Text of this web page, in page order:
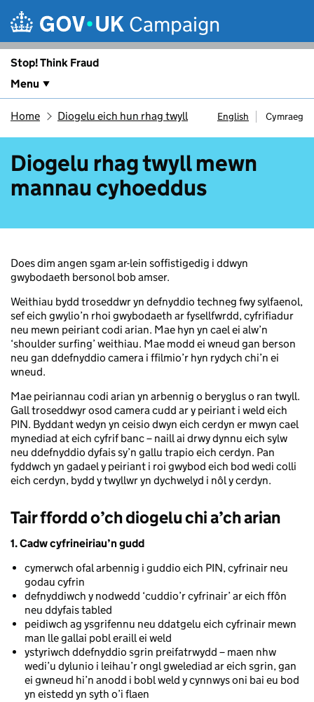
Campaign
Stop! Think Fraud
Menu
Home Diogelu eich hun rhag twyll English Cymraeg
Diogelu rhag twyll mewn
mannau cyhoeddus
Does dim angen sgam ar-lein soffistigedig i ddwyn
gwybodaeth bersonol bob amser.
Weithiau bydd troseddwr yn defnyddio techneg fwy sylfaenol,
sef eich gwylio’n rhoi gwybodaeth ar fysellfwrdd, cyfrifiadur
neu mewn peiriant codi arian. Mae hyn yn cael ei alw’n
‘shoulder surfing’ weithiau. Mae modd ei wneud gan berson
neu gan ddefnyddio camera i ffilmio’r hyn rydych chi’n ei
wneud.
Mae peiriannau codi arian yn arbennig o beryglus o ran twyll.
Gall troseddwyr osod camera cudd ar y peiriant i weld eich
PIN. Byddant wedyn yn ceisio dwyn eich cerdyn er mwyn cael
mynediad at eich cyfrif banc – naill ai drwy dynnu eich sylw
neu ddefnyddio dyfais sy’n gallu trapio eich cerdyn. Pan
fyddwch yn gadael y peiriant i roi gwybod eich bod wedi colli
eich cerdyn, bydd y twyllwr yn dychwelyd i nôl y cerdyn.
Tair ffordd o’ch diogelu chi a’ch arian
1. Cadw cyfrineiriau’n gudd
cymerwch ofal arbennig i guddio eich PIN, cyfrinair neu
godau cyfrin
defnyddiwch y nodwedd ‘cuddio’r cyfrinair’ ar eich ffôn
neu ddyfais tabled
peidiwch ag ysgrifennu neu ddatgelu eich cyfrinair mewn
man lle gallai pobl eraill ei weld
ystyriwch ddefnyddio sgrin preifatrwydd – maen nhw
wedi’u dylunio i leihau’r ongl gwelediad ar eich sgrin, gan
ei gwneud hi’n anodd i bobl weld y cynnwys oni bai eu bod
yn eistedd yn syth o’i flaen